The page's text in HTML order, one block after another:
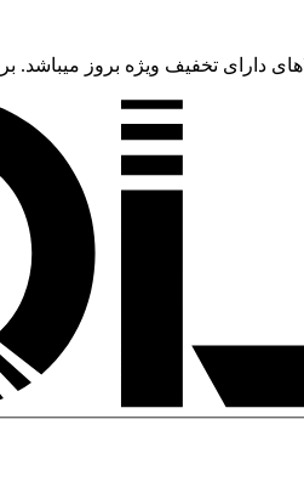
دارای تخفیف ویژه بروز میباشد.